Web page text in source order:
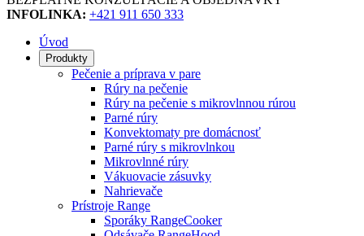
INFOLINKA: +421 911 650 333
Úvod
Produkty
Pečenie a príprava v pare
Rúry na pečenie
Rúry na pečenie s mikrovlnnou rúrou
Parné rúry
Konvektomaty pre domácnosť
Parné rúry s mikrovlnkou
Mikrovlnné rúry
Vákuovacie zásuvky
Nahrievače
Prístroje Range
Sporáky RangeCooker